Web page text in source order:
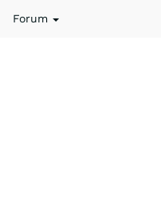
Forum